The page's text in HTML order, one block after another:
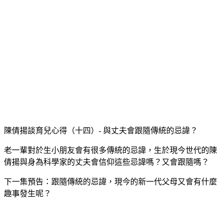
陳倩揚談育兒心得（十四）- 與丈夫會跟隨傳統的忌諱？
老一輩對於生小朋友會有很多傳統的忌諱，生於現今世代的陳
倩揚與身為科學家的丈夫會信仰這些忌諱嗎？又會跟隨嗎？
下一集預告：跟隨傳統的忌諱，現今的新一代父母又會有什麼
趣事發生呢？